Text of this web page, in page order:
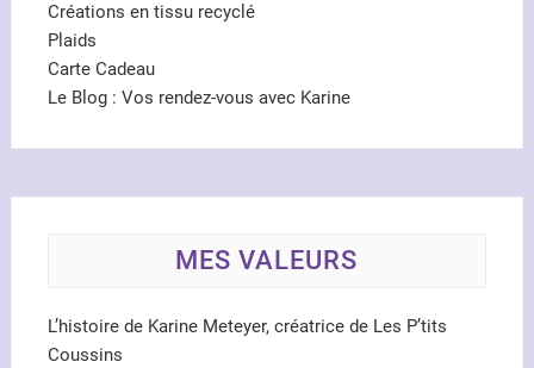
Créations en tissu recyclé
Plaids
Carte Cadeau
Le Blog : Vos rendez-vous avec Karine
MES VALEURS
L’histoire de Karine Meteyer, créatrice de Les P’tits
Coussins